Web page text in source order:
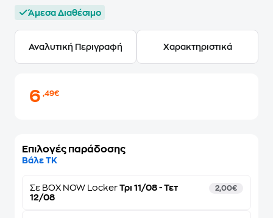
Άμεσα Διαθέσιμο
Αναλυτική Περιγραφή Χαρακτηριστικά
6,49€
Επιλογές παράδοσης
Βάλε ΤΚ
Σε BOX NOW Locker Τρι 11/08 - Τετ
12/08
2,00€